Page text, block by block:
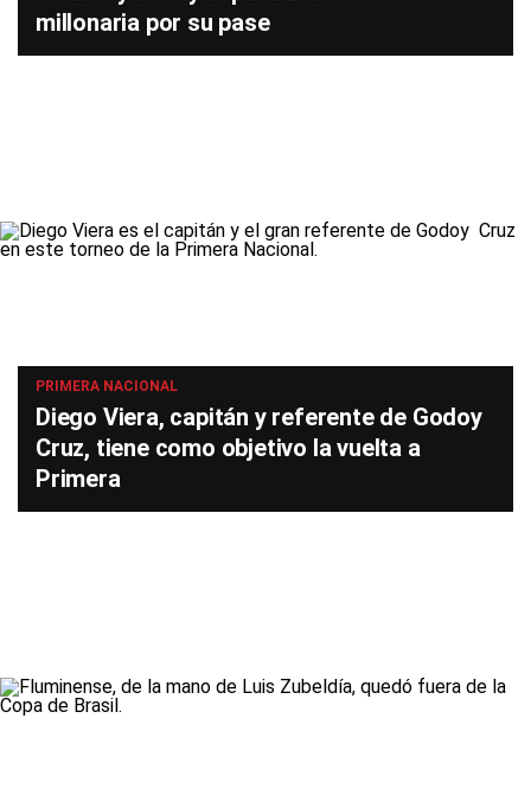
millonaria por su pase
PRIMERA NACIONAL
Diego Viera, capitán y referente de Godoy
Cruz, tiene como objetivo la vuelta a
Primera